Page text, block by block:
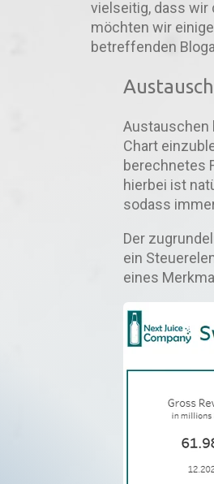
vielseitig, dass wir
möchten wir
betreffenden
Austauschen
Chart
berechnetes
hierbei ist
sodass
Der
ein
eines